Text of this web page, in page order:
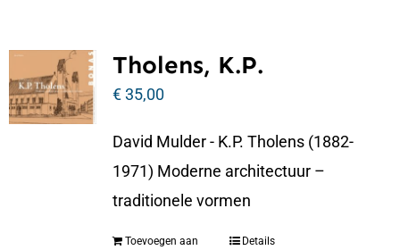
Tholens, K.P.
€35,00
David Mulder - K.P. Tholens (1882-
1971) Moderne architectuur –
traditionele vormen
Toevoegen aan
Details